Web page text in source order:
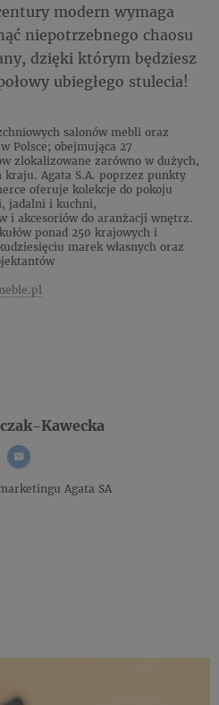
modern wymaga
niepotrzebnego chaosu
dzięki którym będziesz
ubiegłego stulecia!
salonów mebli oraz
Polsce; obejmująca 27
zlokalizowane zarówno w dużych,
kraju. Agata S.A. poprzez punkty
oferuje kolekcje do pokoju
jadalni i kuchni,
i akcesoriów do aranżacji wnętrz.
ponad 250 krajowych i
marek własnych oraz
Kawecka
Agata SA